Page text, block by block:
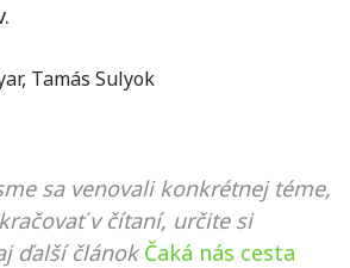
, Tamás Sulyok
sa venovali konkrétnej téme,
v čítaní, určite si
ďalší článok Čaká nás cesta